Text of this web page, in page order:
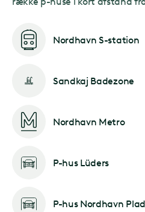
Nordhavn S-station
Sandkaj Badezone
Nordhavn Metro
P-hus Lüders
P-hus Nordhavn